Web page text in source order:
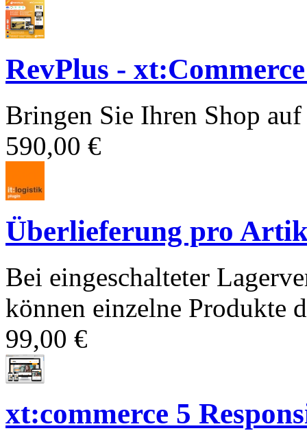
RevPlus -
Bringen Sie Ihren Shop
590,00 €
Überlieferung pro
Bei eingeschalteter
können einzelne Produkte
99,00 €
xt:commerce 5